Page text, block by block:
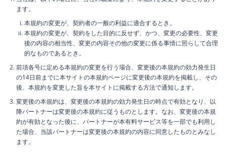
ます。
本規約の変更が、契約者の一般の利益に適合するとき。
本規約の変更が、契約をした目的に反せず、かつ、変更の必要性、変更
後の内容の相当性、変更の内容その他の変更に係る事情に照らして合理
的なものであるとき。
前項各号に定める本規約の変更を行う場合、変更後の本規約の効力発生日
の14日前までに本サイトの本規約ページに変更後の本規約を掲載し、その
後、本規約を変更した旨を本サイトに掲載する方法で通知します。
変更後の本規約は、変更後の本規約の効力発生日の時点で有効となり、以
降パートナーは変更後の本規約に従うものとします。なお、変更後の本規
約が有効となった後に、パートナーが本有料サービス等を一部でも利用し
た場合、当該パートナーは変更後の本規約の内容に同意したものとみなし
ます。